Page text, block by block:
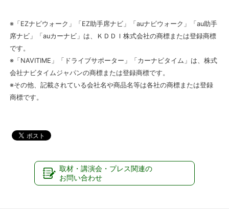
※「EZナビウォーク」「EZ助手席ナビ」「auナビウォーク」「au助手
席ナビ」「auカーナビ」は、ＫＤＤＩ株式会社の商標または登録商標
です。
※「NAVITIME」「ドライブサポーター」「カーナビタイム」は、株式
会社ナビタイムジャパンの商標または登録商標です。
※その他、記載されている会社名や商品名等は各社の商標または登録
商標です。
取材・講演会・プレス関連の
お問い合わせ